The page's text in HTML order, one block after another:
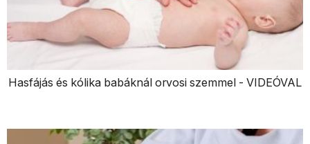
Hasfájás és kólika babáknál orvosi szemmel - VIDEÓVAL